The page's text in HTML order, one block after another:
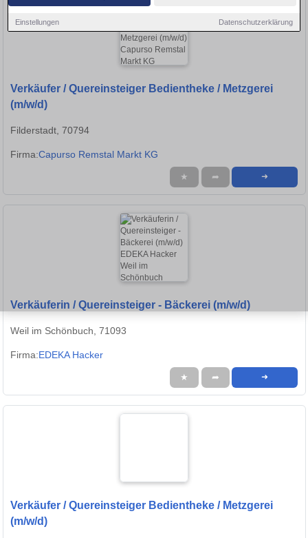
Einstellungen Datenschutzerklärung
Verkäufer / Quereinsteiger Bedientheke / Metzgerei
(m/w/d)
Filderstadt, 70794
Firma:Capurso Remstal Markt KG
★ ➦ ➜
Verkäuferin / Quereinsteiger - Bäckerei (m/w/d)
Weil im Schönbuch, 71093
Firma:EDEKA Hacker
★ ➦ ➜
Verkäufer / Quereinsteiger Bedientheke / Metzgerei
(m/w/d)